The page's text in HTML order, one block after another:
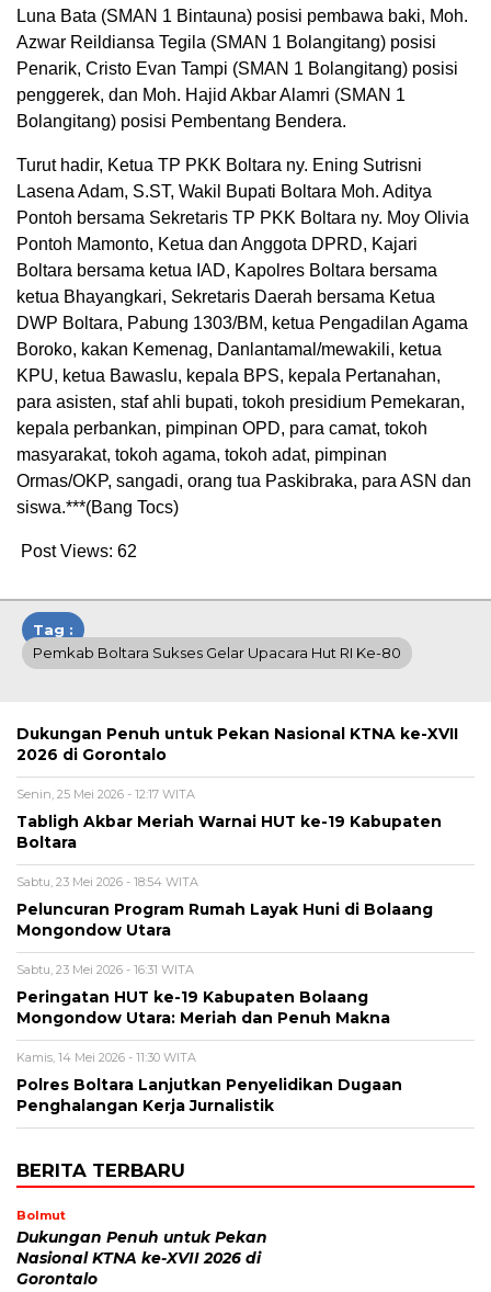
Luna Bata (SMAN 1 Bintauna) posisi pembawa baki, Moh.
Azwar Reildiansa Tegila (SMAN 1 Bolangitang) posisi
Penarik, Cristo Evan Tampi (SMAN 1 Bolangitang) posisi
penggerek, dan Moh. Hajid Akbar Alamri (SMAN 1
Bolangitang) posisi Pembentang Bendera.
Turut hadir, Ketua TP PKK Boltara ny. Ening Sutrisni
Lasena Adam, S.ST, Wakil Bupati Boltara Moh. Aditya
Pontoh bersama Sekretaris TP PKK Boltara ny. Moy Olivia
Pontoh Mamonto, Ketua dan Anggota DPRD, Kajari
Boltara bersama ketua IAD, Kapolres Boltara bersama
ketua Bhayangkari, Sekretaris Daerah bersama Ketua
DWP Boltara, Pabung 1303/BM, ketua Pengadilan Agama
Boroko, kakan Kemenag, Danlantamal/mewakili, ketua
KPU, ketua Bawaslu, kepala BPS, kepala Pertanahan,
para asisten, staf ahli bupati, tokoh presidium Pemekaran,
kepala perbankan, pimpinan OPD, para camat, tokoh
masyarakat, tokoh agama, tokoh adat, pimpinan
Ormas/OKP, sangadi, orang tua Paskibraka, para ASN dan
siswa.***(Bang Tocs)
Post Views: 62
Tag :
Pemkab Boltara Sukses Gelar Upacara Hut RI Ke-80
Dukungan Penuh untuk Pekan Nasional KTNA ke-XVII
2026 di Gorontalo
Senin, 25 Mei 2026 - 12:17 WITA
Tabligh Akbar Meriah Warnai HUT ke-19 Kabupaten
Boltara
Sabtu, 23 Mei 2026 - 18:54 WITA
Peluncuran Program Rumah Layak Huni di Bolaang
Mongondow Utara
Sabtu, 23 Mei 2026 - 16:31 WITA
Peringatan HUT ke-19 Kabupaten Bolaang
Mongondow Utara: Meriah dan Penuh Makna
Kamis, 14 Mei 2026 - 11:30 WITA
Polres Boltara Lanjutkan Penyelidikan Dugaan
Penghalangan Kerja Jurnalistik
BERITA TERBARU
Bolmut
Dukungan Penuh untuk Pekan
Nasional KTNA ke-XVII 2026 di
Gorontalo